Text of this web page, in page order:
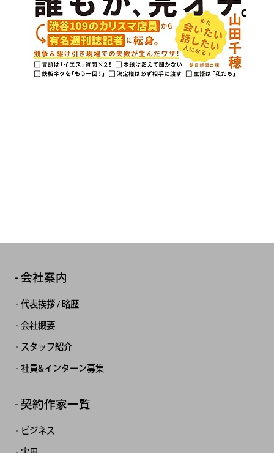
会社案内
代表挨拶 / 略歴
会社概要
スタッフ紹介
社員&インターン募集
契約作家一覧
ビジネス